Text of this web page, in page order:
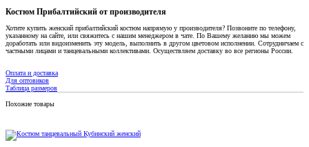
Костюм Прибалтийский от производителя
Хотите купить женский прибалтийский костюм напрямую у производителя? Позвоните по телефону,
указанному на сайте, или свяжитесь с нашим менеджером в чате. По Вашему желанию мы можем
доработать или видоизменить эту модель, выполнить в другом цветовом исполнении. Сотрудничаем с
частными лицами и танцевальными коллективами. Осуществляем доставку во все регионы России.
Оплата и доставка
Для оптовиков
Таблица размеров
Похожие товары